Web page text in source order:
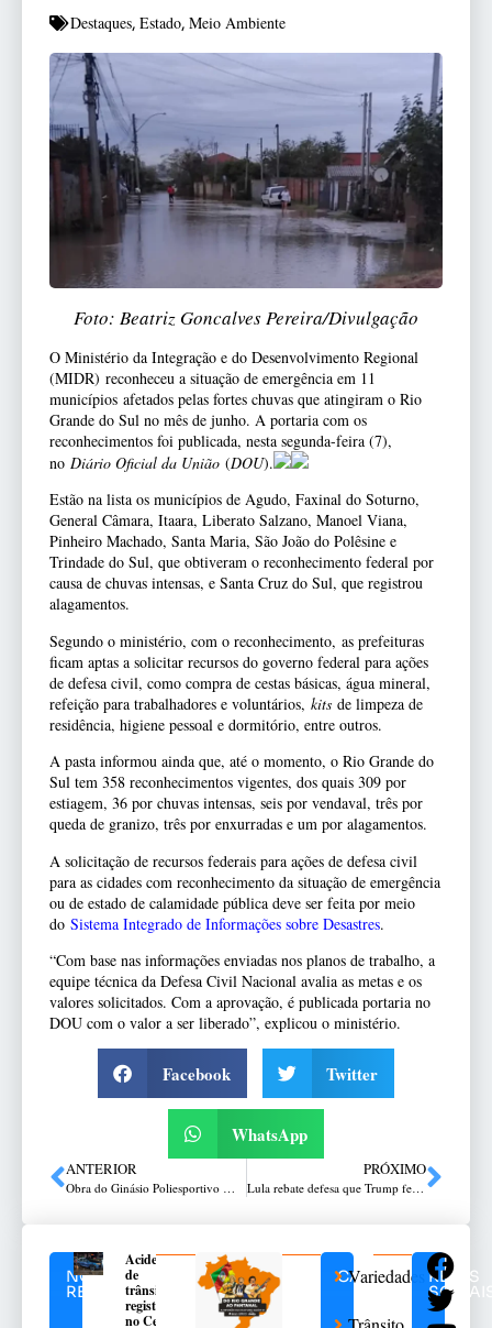
Destaques, Estado, Meio Ambiente
Foto: Beatriz Goncalves Pereira/Divulgação
O Ministério da Integração e do Desenvolvimento Regional
(MIDR) reconheceu a situação de emergência em 11
municípios afetados pelas fortes chuvas que atingiram o Rio
Grande do Sul no mês de junho. A portaria com os
reconhecimentos foi publicada, nesta segunda-feira (7),
no Diário Oficial da União (DOU).
Estão na lista os municípios de Agudo, Faxinal do Soturno,
General Câmara, Itaara, Liberato Salzano, Manoel Viana,
Pinheiro Machado, Santa Maria, São João do Polêsine e
Trindade do Sul, que obtiveram o reconhecimento federal por
causa de chuvas intensas, e Santa Cruz do Sul, que registrou
alagamentos.
Segundo o ministério, com o reconhecimento, as prefeituras
ficam aptas a solicitar recursos do governo federal para ações
de defesa civil, como compra de cestas básicas, água mineral,
refeição para trabalhadores e voluntários, kits de limpeza de
residência, higiene pessoal e dormitório, entre outros.
A pasta informou ainda que, até o momento, o Rio Grande do
Sul tem 358 reconhecimentos vigentes, dos quais 309 por
estiagem, 36 por chuvas intensas, seis por vendaval, três por
queda de granizo, três por enxurradas e um por alagamentos.
A solicitação de recursos federais para ações de defesa civil
para as cidades com reconhecimento da situação de emergência
ou de estado de calamidade pública deve ser feita por meio
do Sistema Integrado de Informações sobre Desastres.
“Com base nas informações enviadas nos planos de trabalho, a
equipe técnica da Defesa Civil Nacional avalia as metas e os
valores solicitados. Com a aprovação, é publicada portaria no
DOU com o valor a ser liberado”, explicou o ministério.
Facebook Twitter
WhatsApp
ANTERIOR
Obra do Ginásio Poliesportivo Municipal de Nicolau Vergueiro ultrapassa 50% de execução
PRÓXIMO
Lula rebate defesa que Trump fez de Bolsonaro: “Não aceitamos tutela”
NOTÍCIAS
RELACIONADAS
Acidente
de
trânsito
registrado
no Centro
CATEGORIAS
Variedades REDES